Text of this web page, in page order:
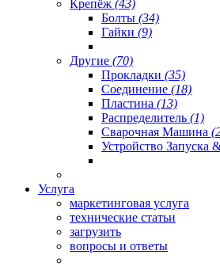
Крепёж (43)
Болты (34)
Гайки (9)
Другие (70)
Прокладки (35)
Соединение (18)
Пластина (13)
Распределитель (1)
Сварочная Машина
Устройство Запуска
Услуга
маркетинговая услуга
технические статьи
загрузить
вопросы и ответы